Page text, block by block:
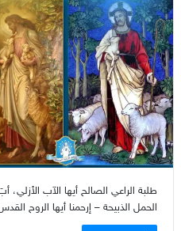
طلبة الراعي الصالح أيها الآب الأزلي،
الحمل الذبيحة – إرحمنا أيها الروح